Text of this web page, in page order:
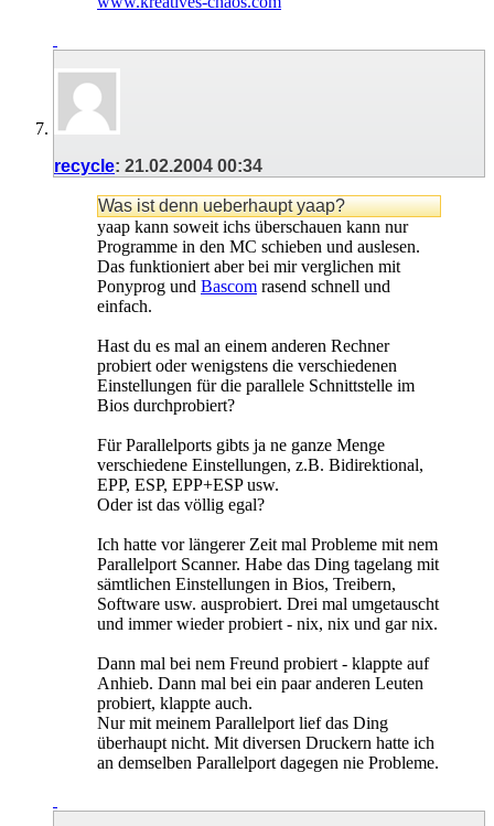
recycle: 21.02.2004 00:34
Was ist denn ueberhaupt yaap?
yaap kann soweit ichs überschauen kann nur
Programme in den MC schieben und auslesen.
Das funktioniert aber bei mir verglichen mit
Ponyprog und Bascom rasend schnell und
einfach.
Hast du es mal an einem anderen Rechner
probiert oder wenigstens die verschiedenen
Einstellungen für die parallele Schnittstelle im
Bios durchprobiert?
Für Parallelports gibts ja ne ganze Menge
verschiedene Einstellungen, z.B. Bidirektional,
EPP, ESP, EPP+ESP usw.
Oder ist das völlig egal?
Ich hatte vor längerer Zeit mal Probleme mit nem
Parallelport Scanner. Habe das Ding tagelang mit
sämtlichen Einstellungen in Bios, Treibern,
Software usw. ausprobiert. Drei mal umgetauscht
und immer wieder probiert - nix, nix und gar nix.
Dann mal bei nem Freund probiert - klappte auf
Anhieb. Dann mal bei ein paar anderen Leuten
probiert, klappte auch.
Nur mit meinem Parallelport lief das Ding
überhaupt nicht. Mit diversen Druckern hatte ich
an demselben Parallelport dagegen nie Probleme.